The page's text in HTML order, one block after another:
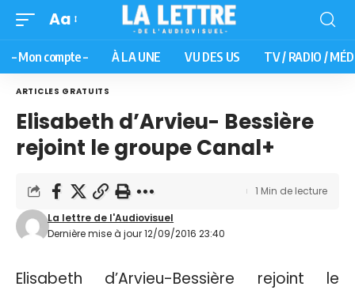
Aa
– Mon compte – À LA UNE VU DES US TV / RADIO /
ARTICLES GRATUITS
Elisabeth d’Arvieu- Bessière
rejoint le groupe Canal+
Dernière mise à jour 12/09/2016 23:40
La lettre de l'Audiovisuel
1 Min de lecture
Elisabeth d’Arvieu-Bessière rejoint le